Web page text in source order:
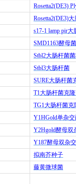
Rosetta2(DE3)
Rosetta2(DE3)大
s17-1 lamp pir大
SMD1163酵母菌
Stbl2大肠杆菌
Stbl3大肠杆菌
SURE大肠杆菌
T1大肠杆菌克
TG1大肠杆菌克
Y1HGold单杂
Y2Hgold酵母双
Y187酵母双杂
拟南芥种子
藤黄微球菌